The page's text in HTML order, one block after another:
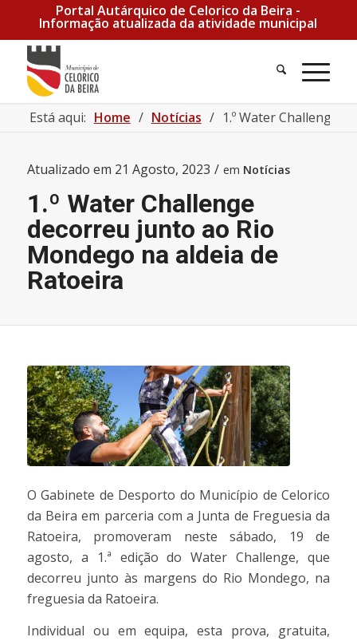
Portal Autárquico de Celorico da Beira -
Informação atualizada da atividade municipal
Está aqui: Home / Notícias / 1.º Water Challenge
Atualizado em 21 Agosto, 2023 / em Notícias
1.º Water Challenge
decorreu junto ao Rio
Mondego na aldeia de
Ratoeira
O Gabinete de Desporto do Município de Celorico
da Beira em parceria com a Junta de Freguesia da
Ratoeira, promoveram neste sábado, 19 de
agosto, a 1.ª edição do Water Challenge, que
decorreu junto às margens do Rio Mondego, na
freguesia da Ratoeira.
Individual ou em equipa, esta prova, gratuita,